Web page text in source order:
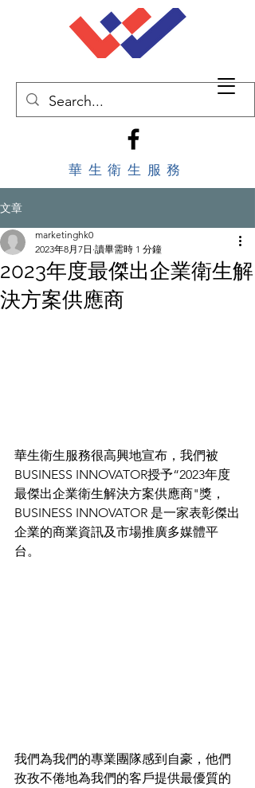
華生衛生服務
文章
2023年度最傑出企業衛生解
決方案供應商
marketinghk0
2023年8月7日 讀畢需時 1 分鐘
華生衛生服務很高興地宣布，我們被
BUSINESS INNOVATOR授予“2023年度
最傑出企業衛生解決方案供應商"獎，
BUSINESS INNOVATOR 是一家表彰傑出
企業的商業資訊及市場推廣多媒體平
台。
我們為我們的專業團隊感到自豪，他們
孜孜不倦地為我們的客戶提供最優質的